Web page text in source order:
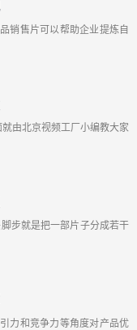
销售片可以帮助企业提炼自
由北京视频工厂小编教大家
步就是把一部片子分成若干
力和竞争力等角度对产品优